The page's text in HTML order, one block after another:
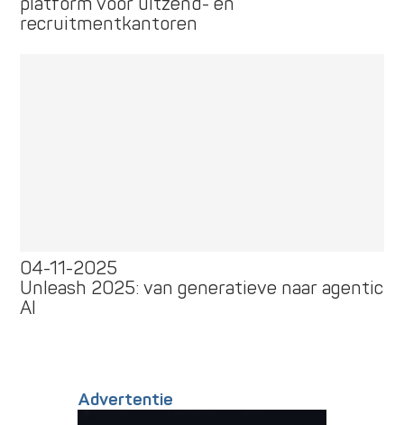
recruitmentkantoren
04-11-2025
Unleash 2025: van generatieve naar agentic
AI
Advertentie